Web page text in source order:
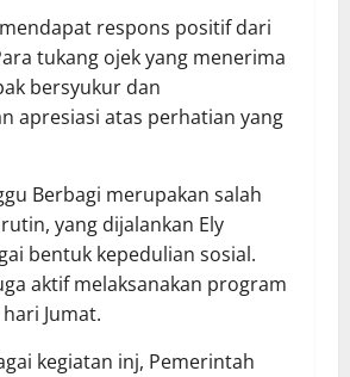
respons positif dari
tukang ojek yang menerima
bersyukur dan
apresiasi atas perhatian yang
Berbagi merupakan salah
yang dijalankan Ely
bentuk kepedulian sosial.
aktif melaksanakan program
Jumat.
kegiatan inj, Pemerintah